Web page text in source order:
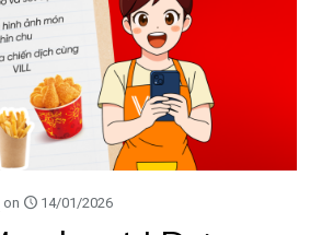
on 14/01/2026